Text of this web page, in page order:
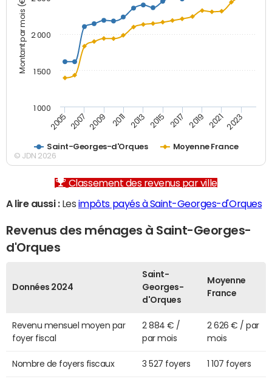
Montant par mois (€)
Saint-Georges-d'Orques Moyenne France
2005 2007 2009 2011 2013 2015 2017 2019 2021 2023
1 000
1 500
2 000
© JDN 2026
Classement des revenus par ville
A lire aussi :Les impôts payés à Saint-Georges-d'Orques
Revenus des ménages à Saint-Georges-
d'Orques
Données 2024
Saint-
Georges-
d'Orques
Moyenne
France
Revenu mensuel moyen par
foyer fiscal
2 884 € /
par mois
2 626 € / par
mois
Nombre de foyers fiscaux 3 527 foyers 1 107 foyers